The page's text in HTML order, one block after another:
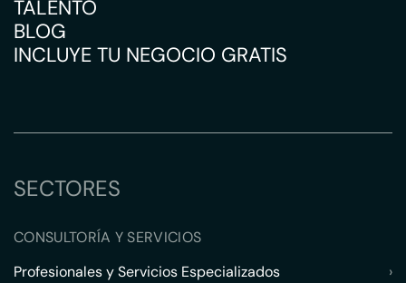
TALENTO
BLOG
INCLUYE TU NEGOCIO GRATIS
SECTORES
CONSULTORÍA Y SERVICIOS
Profesionales y Servicios Especializados
›